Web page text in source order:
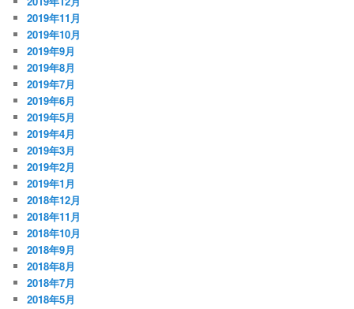
2019年11月
2019年10月
2019年9月
2019年8月
2019年7月
2019年6月
2019年5月
2019年4月
2019年3月
2019年2月
2019年1月
2018年12月
2018年11月
2018年10月
2018年9月
2018年8月
2018年7月
2018年5月